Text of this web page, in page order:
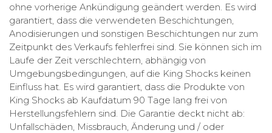
ohne vorherige Ankündigung geändert werden. Es wird
garantiert, dass die verwendeten Beschichtungen,
Anodisierungen und sonstigen Beschichtungen nur zum
Zeitpunkt des Verkaufs fehlerfrei sind. Sie können sich im
Laufe der Zeit verschlechtern, abhängig von
Umgebungsbedingungen, auf die King Shocks keinen
Einfluss hat. Es wird garantiert, dass die Produkte von
King Shocks ab Kaufdatum 90 Tage lang frei von
Herstellungsfehlern sind. Die Garantie deckt nicht ab:
Unfallschäden, Missbrauch, Änderung und / oder